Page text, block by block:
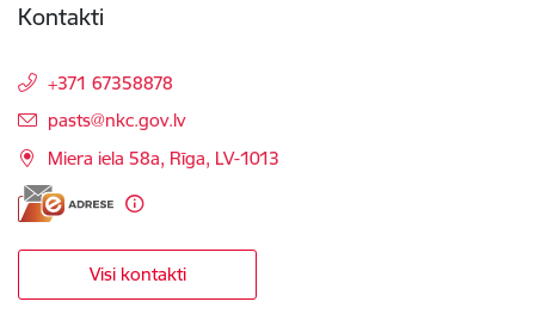
Kontakti
+371 67358878
E-pasts:
pasts@nkc.gov.lv
Miera iela 58a, Rīga, LV-1013
Visi kontakti